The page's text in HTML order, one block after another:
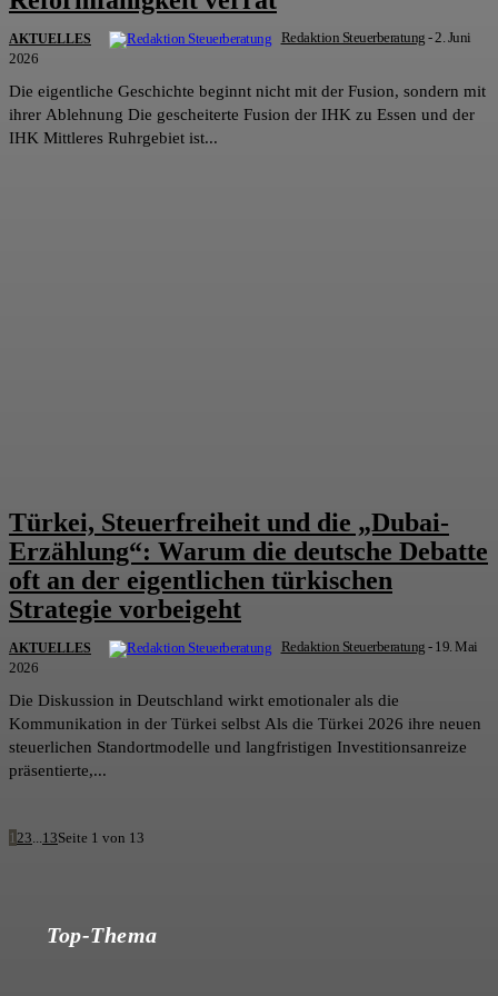
AKTUELLES Redaktion Steuerberatung - 2. Juni
2026
Die eigentliche Geschichte beginnt nicht mit der Fusion, sondern mit
ihrer Ablehnung Die gescheiterte Fusion der IHK zu Essen und der
IHK Mittleres Ruhrgebiet ist...
Türkei, Steuerfreiheit und die „Dubai-
Erzählung“: Warum die deutsche Debatte
oft an der eigentlichen türkischen
Strategie vorbeigeht
AKTUELLES Redaktion Steuerberatung - 19. Mai
2026
Die Diskussion in Deutschland wirkt emotionaler als die
Kommunikation in der Türkei selbst Als die Türkei 2026 ihre neuen
steuerlichen Standortmodelle und langfristigen Investitionsanreize
präsentierte,...
1 23...13Seite 1 von 13
Top-Thema